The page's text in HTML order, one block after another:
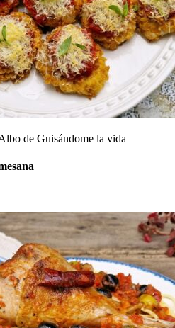
de Guisándome la vida